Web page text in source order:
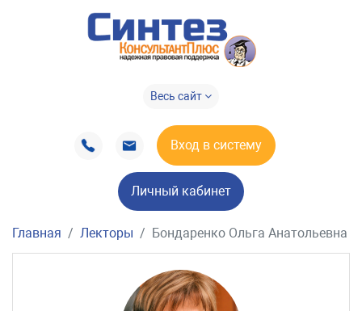
Весь сайт
Вход в систему
Личный кабинет
Главная Лекторы Бондаренко Ольга Анатольевна